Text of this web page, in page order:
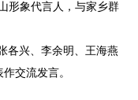
形象代言人，与家乡群
各兴、李余明、王海燕
交流发言。